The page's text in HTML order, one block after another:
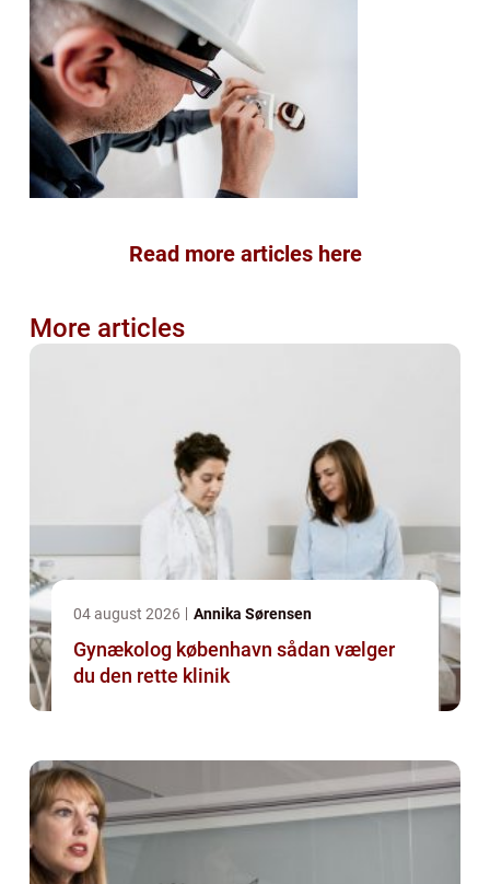
Read more articles here
More articles
04 august 2026 Annika Sørensen
Gynækolog københavn sådan vælger
du den rette klinik